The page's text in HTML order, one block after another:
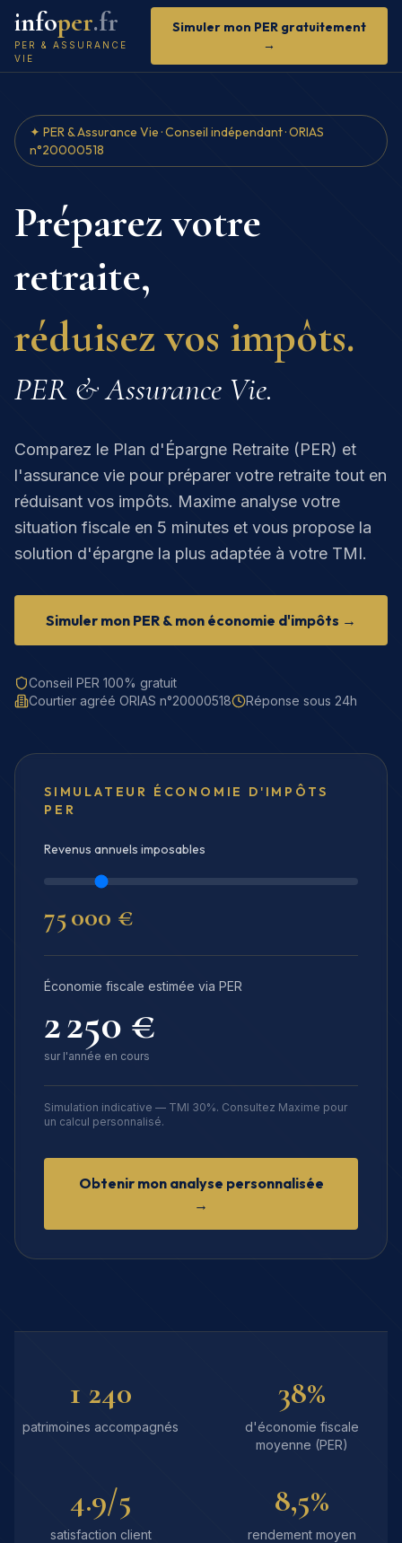
infoper.fr
PER & ASSURANCE
VIE
Simuler mon PER gratuitement
→
✦ PER & Assurance Vie · Conseil indépendant · ORIAS
n°20000518
Préparez votre
retraite,
réduisez vos impôts.
PER & Assurance Vie.
Comparez le Plan d'Épargne Retraite (PER) et
l'assurance vie pour préparer votre retraite tout en
réduisant vos impôts. Maxime analyse votre
situation fiscale en 5 minutes et vous propose la
solution d'épargne la plus adaptée à votre TMI.
Simuler mon PER & mon économie d'impôts →
Conseil PER 100% gratuit
Courtier agréé ORIAS n°20000518
Réponse sous 24h
SIMULATEUR ÉCONOMIE D'IMPÔTS
PER
Revenus annuels imposables
75 000 €
Économie fiscale estimée via PER
2 250 €
sur l'année en cours
Simulation indicative — TMI 30%. Consultez Maxime pour
un calcul personnalisé.
Obtenir mon analyse personnalisée
→
1 240
patrimoines accompagnés
38%
d'économie fiscale
moyenne (PER)
4.9/5
satisfaction client
8,5%
rendement moyen